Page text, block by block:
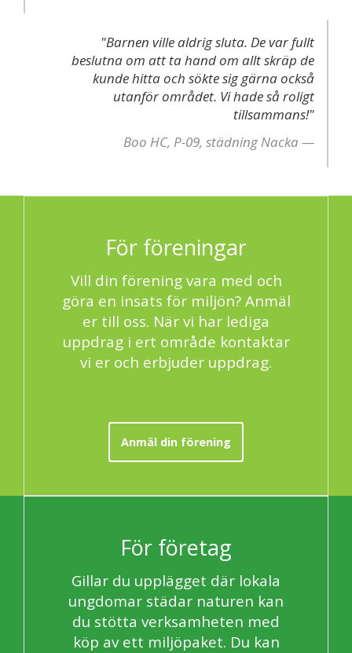
"Barnen ville aldrig sluta. De var fullt
beslutna om att ta hand om allt skräp de
kunde hitta och sökte sig gärna också
utanför området. Vi hade så roligt
tillsammans!"
Boo HC, P-09, städning Nacka
För föreningar
Vill din förening vara med och
göra en insats för miljön? Anmäl
er till oss. När vi har lediga
uppdrag i ert område kontaktar
vi er och erbjuder uppdrag.
Anmäl din förening
För företag
Gillar du upplägget där lokala
ungdomar städar naturen kan
du stötta verksamheten med
köp av ett miljöpaket. Du kan